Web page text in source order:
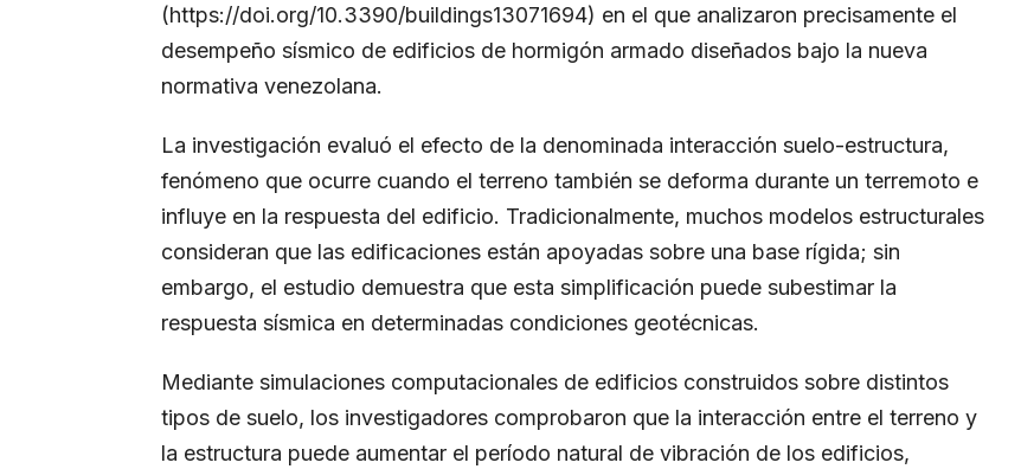
(https://doi.org/10.3390/buildings13071694) en el que analizaron precisamente el
desempeño sísmico de edificios de hormigón armado diseñados bajo la nueva
normativa venezolana.
La investigación evaluó el efecto de la denominada interacción suelo-estructura,
fenómeno que ocurre cuando el terreno también se deforma durante un terremoto e
influye en la respuesta del edificio. Tradicionalmente, muchos modelos estructurales
consideran que las edificaciones están apoyadas sobre una base rígida; sin
embargo, el estudio demuestra que esta simplificación puede subestimar la
respuesta sísmica en determinadas condiciones geotécnicas.
Mediante simulaciones computacionales de edificios construidos sobre distintos
tipos de suelo, los investigadores comprobaron que la interacción entre el terreno y
la estructura puede aumentar el período natural de vibración de los edificios,